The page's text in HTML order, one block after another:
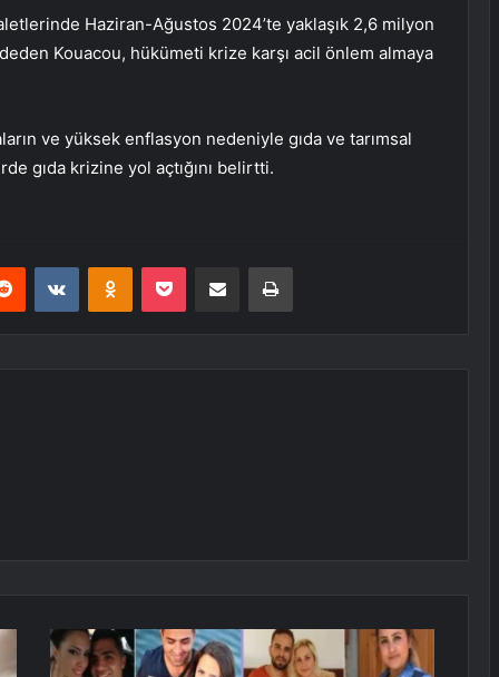
Haziran-Ağustos 2024’te yaklaşık 2,6 milyon
Kouacou, hükümeti krize karşı acil önlem almaya
ve yüksek enflasyon nedeniyle gıda ve tarımsal
gıda krizine yol açtığını belirtti.
Reddit VKontakteOdnoklassniki
Pocket E-Posta ile paylaş Yazdır